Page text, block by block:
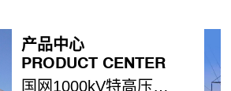
产品中心
PRODUCT CENTER
国网1000kV特高压细